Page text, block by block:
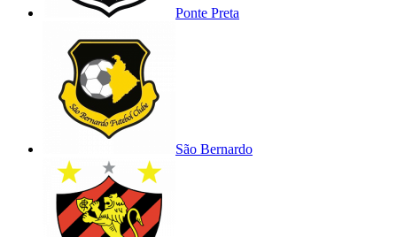
Ponte Preta
São Bernardo